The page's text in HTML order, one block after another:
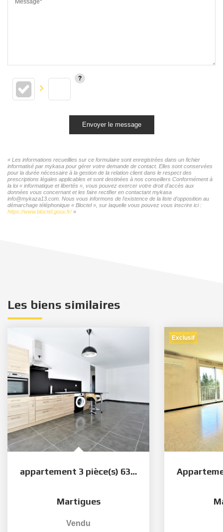
Envoyer le message
« Les informations recueillies sur ce formulaire sont enregistrées dans un fichier
informatisé par mykasa pour gérer votre demande de contact. Elles sont conservées
pour la durée nécessaire à la gestion de la relation client dans le respect des
prescriptions légales applicables et sont destinées à nos conseillers Conformément à
la loi « informatique et libertés », vous pouvez exercer votre droit d'accès aux
données vous concernant et les faire rectifier en contactant mykasa
info@mykaza13.com. Nous vous informons de l'existence de la liste d'opposition au
démarchage téléphonique « Bloctel », sur laquelle vous pouvez vous inscrire ici :
https://www.bloctel.gouv.fr/»
Les biens similaires
appartement 3 pièce(s) 63 m2
Martigues
Vendu
Exclusif